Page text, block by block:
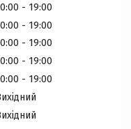
19:00
19:00
19:00
19:00
19:00